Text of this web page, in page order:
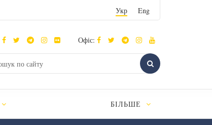
Укр Eng
Офіс:
БІЛЬШЕ